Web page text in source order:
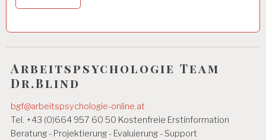
Arbeitspsychologie Team
Dr.Blind
bgf@arbeitspsychologie-online.at
Tel. +43 (0)664 957 60 50 Kostenfreie Erstinformation
Beratung - Projektierung - Evaluierung - Support